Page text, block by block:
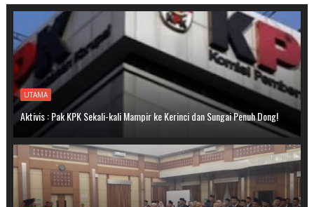
UTAMA
Aktivis : Pak KPK Sekali-kali Mampir ke Kerinci dan Sungai Penuh Dong!